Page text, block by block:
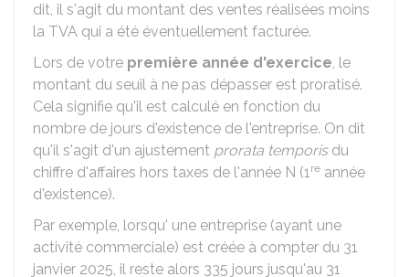
dit, il s'agit du montant des ventes réalisées moins
la TVA qui a été éventuellement facturée.
Lors de votre première année d'exercice, le
montant du seuil à ne pas dépasser est proratisé.
Cela signifie qu'il est calculé en fonction du
nombre de jours d'existence de l'entreprise. On dit
qu'il s'agit d'un ajustement prorata temporisdu
chiffre d'affaires hors taxes de l'année N (1re année
d'existence).
Par exemple, lorsqu' une entreprise (ayant une
activité commerciale) est créée à compter du 31
janvier 2025, il reste alors 335 jours jusqu'au 31